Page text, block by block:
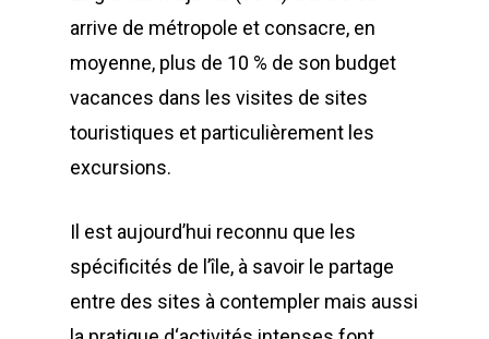
arrive de métropole et consacre, en
moyenne, plus de 10 % de son budget
vacances dans les visites de sites
touristiques et particulièrement les
excursions.
Il est aujourd’hui reconnu que les
spécificités de l’île, à savoir le partage
entre des sites à contempler mais aussi
Home